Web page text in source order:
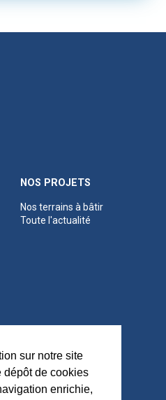
sur notre site
dépôt de cookies
enrichie,
NOS PROJETS
Nos terrains à bâtir
Toute l'actualité